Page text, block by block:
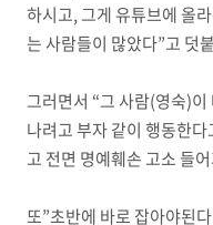
하시고, 그게 유튜브에 올
는 사람들이 많았다”고 덧
그러면서 “그 사람(영숙)
나려고 부자 같이 행동한
고 전면 명예훼손 고소 들
또”초반에 바로 잡아야된